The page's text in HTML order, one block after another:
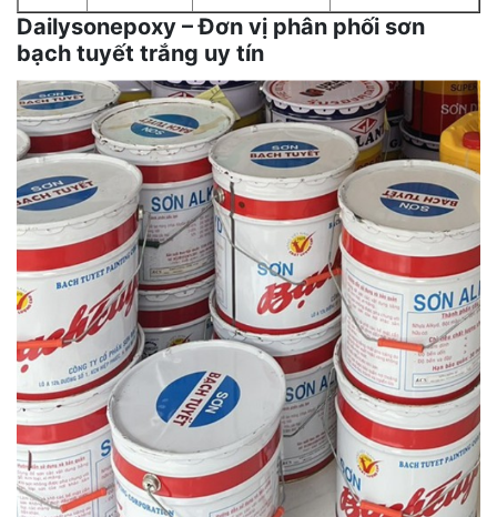
Dailysonepoxy – Đơn vị phân phối sơn
bạch tuyết trắng uy tín